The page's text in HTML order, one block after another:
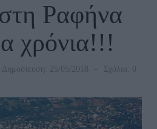
Ραφήνα
χρόνια!!!
Δημοσίευση: 25/05/2018 Σχόλια: 0